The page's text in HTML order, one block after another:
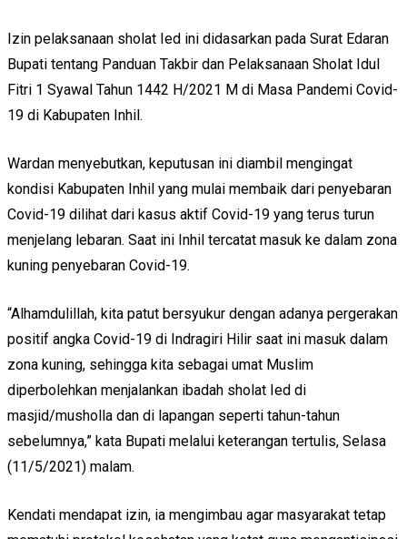
Izin pelaksanaan sholat Ied ini didasarkan pada Surat Edaran
Bupati tentang Panduan Takbir dan Pelaksanaan Sholat Idul
Fitri 1 Syawal Tahun 1442 H/2021 M di Masa Pandemi Covid-
19 di Kabupaten Inhil.
Wardan menyebutkan, keputusan ini diambil mengingat
kondisi Kabupaten Inhil yang mulai membaik dari penyebaran
Covid-19 dilihat dari kasus aktif Covid-19 yang terus turun
menjelang lebaran. Saat ini Inhil tercatat masuk ke dalam zona
kuning penyebaran Covid-19.
“Alhamdulillah, kita patut bersyukur dengan adanya pergerakan
positif angka Covid-19 di Indragiri Hilir saat ini masuk dalam
zona kuning, sehingga kita sebagai umat Muslim
diperbolehkan menjalankan ibadah sholat Ied di
masjid/musholla dan di lapangan seperti tahun-tahun
sebelumnya,” kata Bupati melalui keterangan tertulis, Selasa
(11/5/2021) malam.
Kendati mendapat izin, ia mengimbau agar masyarakat tetap